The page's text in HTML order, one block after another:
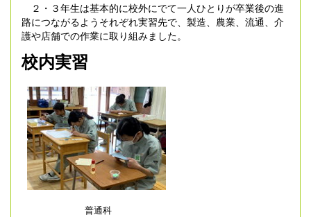
２・３年生は基本的に校外にでて一人ひとりが卒業後の進
路につながるようそれぞれ実習先で、製造、農業、流通、介
護や店舗での作業に取り組みました。
校内実習
普通科